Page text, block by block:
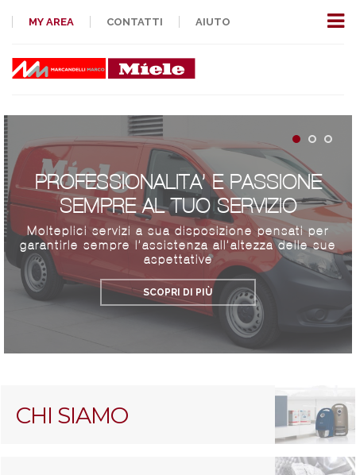
MY AREA CONTATTI AIUTO
PROFESSIONALITA’ E PASSIONE
SEMPRE AL TUO SERVIZIO
Molteplici servizi a sua disposizione pensati per
garantirle sempre l’assistenza all’altezza delle sue
aspettative
SCOPRI DI PIÙ
CHI SIAMO